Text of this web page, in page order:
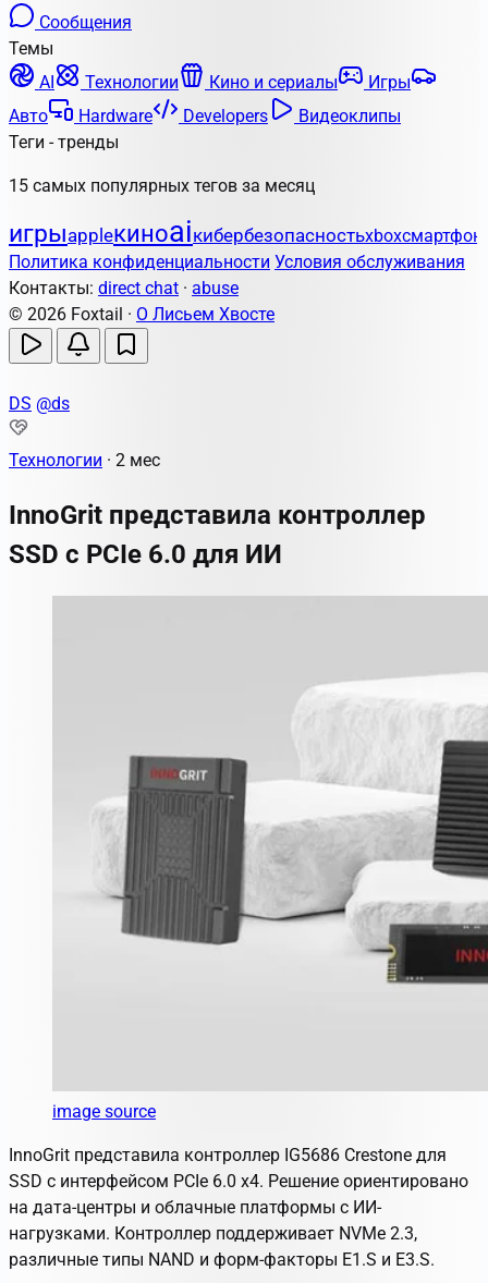
Сообщения
Темы
AI
Технологии Кино и сериалы
Игры
Авто
Hardware Developers
Видеоклипы
Теги - тренды
15 самых популярных тегов за месяц
игрыappleкиноaiкибербезопасностьxbox
Политика конфиденциальности Условия обслуживания
Контакты: direct chat · abuse
© 2026 Foxtail · О Лисьем Хвосте
DS @ds
Технологии · 2 мес
InnoGrit представила контроллер
SSD с PCIe 6.0 для ИИ
image source
InnoGrit представила контроллер IG5686 Crestone для
SSD с интерфейсом PCIe 6.0 x4. Решение ориентировано
на дата-центры и облачные платформы с ИИ-
нагрузками. Контроллер поддерживает NVMe 2.3,
различные типы NAND и форм-факторы E1.S и E3.S.